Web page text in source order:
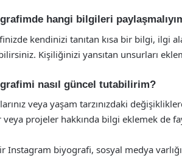
hangi bilgileri
kendinizi tanıtan kısa bir bilgi, ilgi
Kişiliğinizi yansıtan unsurları
nasıl güncel tutabilirim?
veya yaşam tarzınızdaki
veya projeler hakkında bilgi eklemek de
Instagram biyografi, sosyal medya